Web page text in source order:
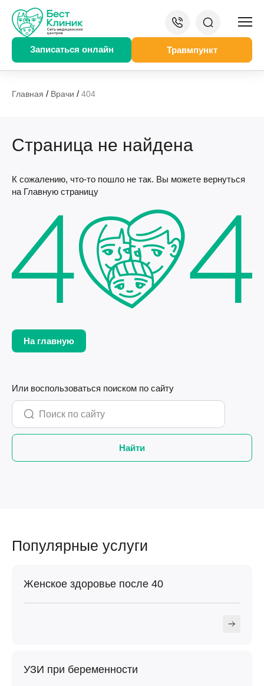
Записаться онлайн Травмпункт
Главная / Врачи / 404
Страница не найдена
К сожалению, что-то пошло не так. Вы можете вернуться
на Главную страницу
На главную
Или воспользоваться поиском по сайту
Найти
Популярные услуги
Женское здоровье после 40
УЗИ при беременности